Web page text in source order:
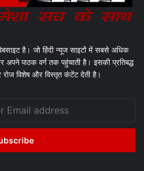
है। जो हिंदी न्यूज साइटों में सबसे अधिक
अपने पाठक वर्ग तक पहुंचाती है। इसकी प्रतिबद्ध
विशेष और विस्तृत कंटेंट देती है।